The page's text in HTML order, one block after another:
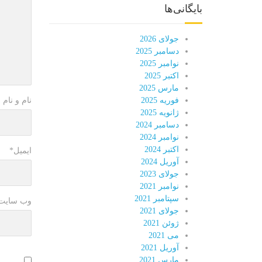
نام و
ایمیل*
وب
بایگانی‌ها
جولای 2026
دسامبر 2025
نوامبر 2025
اکتبر 2025
مارس 2025
فوریه 2025
ژانویه 2025
دسامبر 2024
نوامبر 2024
اکتبر 2024
آوریل 2024
جولای 2023
نوامبر 2021
سپتامبر 2021
جولای 2021
ژوئن 2021
می 2021
آوریل 2021
مارس 2021